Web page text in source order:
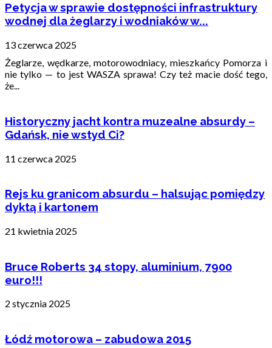
Petycja w sprawie dostępności infrastruktury
wodnej dla żeglarzy i wodniaków w...
13 czerwca 2025
Żeglarze, wędkarze, motorowodniacy, mieszkańcy Pomorza i
nie tylko — to jest WASZA sprawa! Czy też macie dość tego,
że...
Historyczny jacht kontra muzealne absurdy –
Gdańsk, nie wstyd Ci?
11 czerwca 2025
Rejs ku granicom absurdu – halsując pomiędzy
dyktą i kartonem
21 kwietnia 2025
Bruce Roberts 34 stopy, aluminium, 7900
euro!!!
2 stycznia 2025
Łódź motorowa – zabudowa 2015